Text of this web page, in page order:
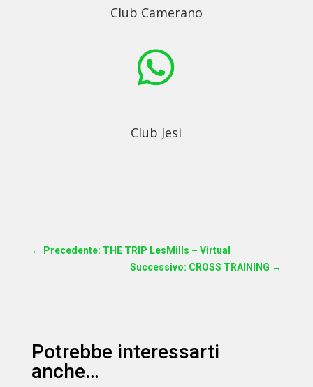
Club Camerano

Club Jesi
← Precedente: THE TRIP LesMills – Virtual
Successivo: CROSS TRAINING →
Potrebbe interessarti
anche…